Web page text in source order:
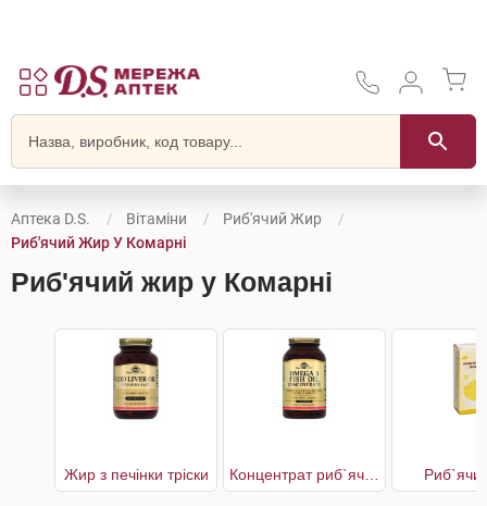
Аптека D.S. Вітаміни
Риб'ячий Жир
Риб'ячий Жир У Комарні
Риб'ячий жир у Комарні
Жир з печінки тріски